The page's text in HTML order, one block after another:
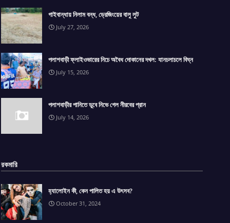
গাইবান্ধায় নিলাম বন্ধ, ড্রেজিংয়ের বালু লুট
July 27, 2026
পলাশবাড়ী ফ্লাইওভারের নিচে অবৈধ দোকানের দখল: যানচলাচলে বিঘ্ন
July 15, 2026
পলাশবাড়ীর পানিতে ডুবে নিভে গেল নীরবের প্রান
July 14, 2026
রকমারি
হ্যালোইন কী, কেন পালিত হয় এ উৎসব?
October 31, 2024